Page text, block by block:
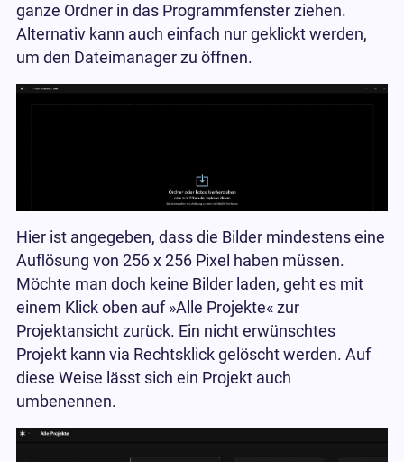
ganze Ordner in das Programmfenster ziehen.
Alternativ kann auch einfach nur geklickt werden,
um den Dateimanager zu öffnen.
Hier ist angegeben, dass die Bilder mindestens eine
Auflösung von 256 x 256 Pixel haben müssen.
Möchte man doch keine Bilder laden, geht es mit
einem Klick oben auf »Alle Projekte« zur
Projektansicht zurück. Ein nicht erwünschtes
Projekt kann via Rechtsklick gelöscht werden. Auf
diese Weise lässt sich ein Projekt auch
umbenennen.